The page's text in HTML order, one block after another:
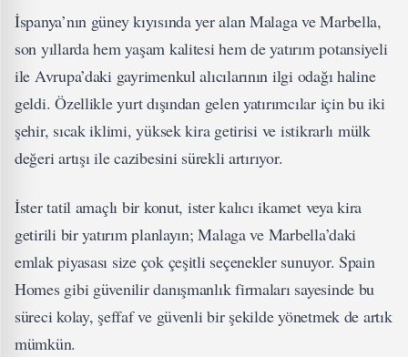
İspanya’nın güney kıyısında yer alan Malaga ve Marbella,
son yıllarda hem yaşam kalitesi hem de yatırım potansiyeli
ile Avrupa’daki gayrimenkul alıcılarının ilgi odağı haline
geldi. Özellikle yurt dışından gelen yatırımcılar için bu iki
şehir, sıcak iklimi, yüksek kira getirisi ve istikrarlı mülk
değeri artışı ile cazibesini sürekli artırıyor.
İster tatil amaçlı bir konut, ister kalıcı ikamet veya kira
getirili bir yatırım planlayın; Malaga ve Marbella’daki
emlak piyasası size çok çeşitli seçenekler sunuyor. Spain
Homes gibi güvenilir danışmanlık firmaları sayesinde bu
süreci kolay, şeffaf ve güvenli bir şekilde yönetmek de artık
mümkün.